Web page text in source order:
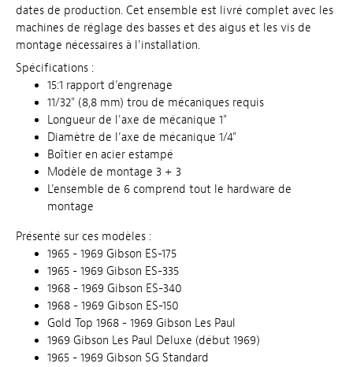
dates de production. Cet ensemble est livré complet avec les
machines de réglage des basses et des aigus et les vis de
montage nécessaires à l’installation.
Spécifications :
15:1 rapport d’engrenage
11/32" (8,8 mm) trou de mécaniques requis
Longueur de l'axe de mécanique 1"
Diamètre de l’axe de mécanique 1/4"
Boîtier en acier estampé
Modèle de montage 3 + 3
L’ensemble de 6 comprend tout le hardware de
montage
Présenté sur ces modèles :
1965 - 1969 Gibson ES-175
1965 - 1969 Gibson ES-335
1968 - 1969 Gibson ES-340
1968 - 1969 Gibson ES-150
Gold Top 1968 - 1969 Gibson Les Paul
1969 Gibson Les Paul Deluxe (début 1969)
1965 - 1969 Gibson SG Standard